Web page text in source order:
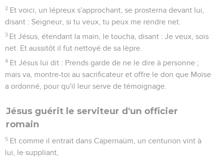
2 Et voici, un lépreux s'approchant, se prosterna devant lui,
disant : Seigneur, si tu veux, tu peux me rendre net.
3 Et Jésus, étendant la main, le toucha, disant : Je veux, sois
net. Et aussitôt il fut nettoyé de sa lèpre.
4 Et Jésus lui dit : Prends garde de ne le dire à personne ;
mais va, montre-toi au sacrificateur et offre le don que Moïse
a ordonné, pour qu'il leur serve de témoignage.
Jésus guérit le serviteur d'un officier
romain
5 Et comme il entrait dans Capernaüm, un centurion vint à
lui, le suppliant,